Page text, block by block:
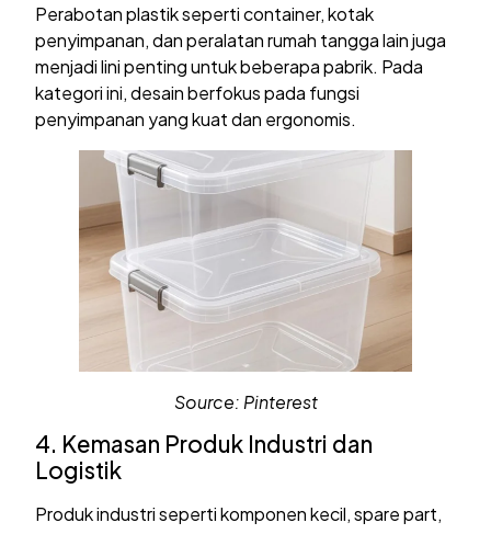
Perabotan plastik seperti container, kotak
penyimpanan, dan peralatan rumah tangga lain juga
menjadi lini penting untuk beberapa pabrik. Pada
kategori ini, desain berfokus pada fungsi
penyimpanan yang kuat dan ergonomis.
Source: Pinterest
4. Kemasan Produk Industri dan
Logistik
Produk industri seperti komponen kecil, spare part,